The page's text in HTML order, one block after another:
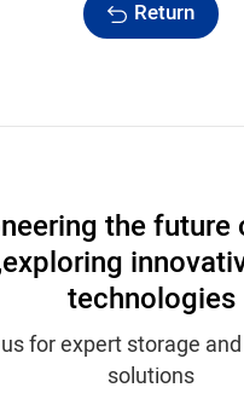
Return
the future
exploring
technologies
for expert storage
solutions